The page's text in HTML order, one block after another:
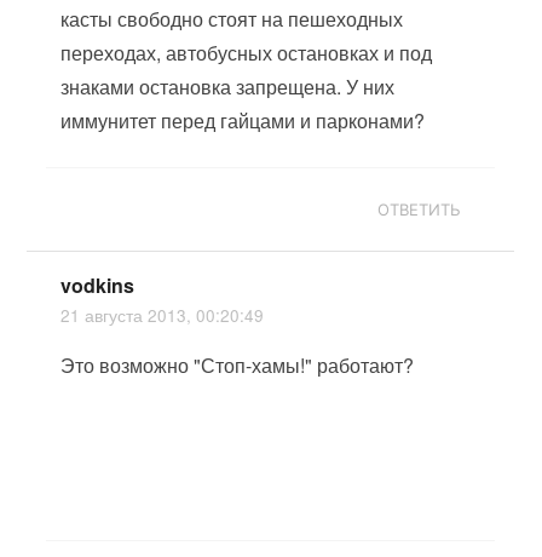
касты свободно стоят на пешеходных
переходах, автобусных остановках и под
знаками остановка запрещена. У них
иммунитет перед гайцами и парконами?
ОТВЕТИТЬ
vodkins
21 августа 2013, 00:20:49
Это возможно "Стоп-хамы!" работают?